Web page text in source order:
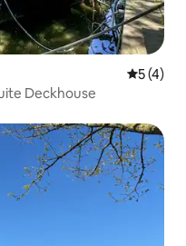
Note
5 (4)
Deckhouse
plus aimés